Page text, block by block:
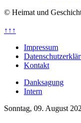
© Heimat und
↑↑↑
Impressum
Kontakt
Danksagung
Intern
Sonntag, 09. August